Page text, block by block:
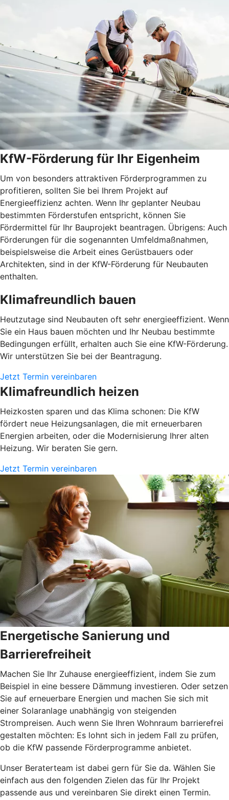
KfW-Förderung für Ihr Eigenheim
Um von besonders attraktiven Förderprogrammen zu
profitieren, sollten Sie bei Ihrem Projekt auf
Energieeffizienz achten. Wenn Ihr geplanter Neubau
bestimmten Förderstufen entspricht, können Sie
Fördermittel für Ihr Bauprojekt beantragen. Übrigens: Auch
Förderungen für die sogenannten Umfeldmaßnahmen,
beispielsweise die Arbeit eines Gerüstbauers oder
Architekten, sind in der KfW-Förderung für Neubauten
enthalten.
Klimafreundlich bauen
Heutzutage sind Neubauten oft sehr energieeffizient. Wenn
Sie ein Haus bauen möchten und Ihr Neubau bestimmte
Bedingungen erfüllt, erhalten auch Sie eine KfW-Förderung.
Wir unterstützen Sie bei der Beantragung.
Jetzt Termin vereinbaren
Klimafreundlich heizen
Heizkosten sparen und das Klima schonen: Die KfW
fördert neue Heizungsanlagen, die mit erneuerbaren
Energien arbeiten, oder die Modernisierung Ihrer alten
Heizung. Wir beraten Sie gern.
Jetzt Termin vereinbaren
Energetische Sanierung und
Barrierefreiheit
Machen Sie Ihr Zuhause energieeffizient, indem Sie zum
Beispiel in eine bessere Dämmung investieren. Oder setzen
Sie auf erneuerbare Energien und machen Sie sich mit
einer Solaranlage unabhängig von steigenden
Strompreisen. Auch wenn Sie Ihren Wohnraum barrierefrei
gestalten möchten: Es lohnt sich in jedem Fall zu prüfen,
ob die KfW passende Förderprogramme anbietet.
Unser Beraterteam ist dabei gern für Sie da. Wählen Sie
einfach aus den folgenden Zielen das für Ihr Projekt
passende aus und vereinbaren Sie direkt einen Termin.